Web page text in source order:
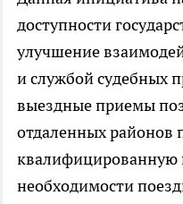
доступности
улучшение
и службой судебных
выездные приемы
отдаленных районов
квалифицированную
необходимости